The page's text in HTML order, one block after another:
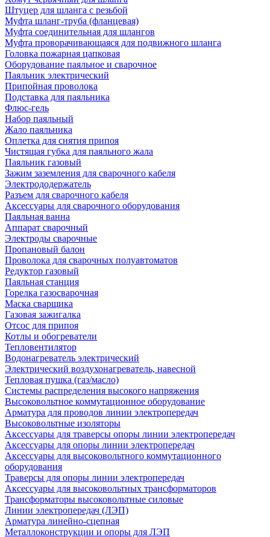
Штуцер для шланга с резьбой
Муфта шланг-труба (фланцевая)
Муфта соединительная для шлангов
Муфта проворачивающаяся для подвижного шланга
Головка пожарная цапковая
Оборудование паяльное и сварочное
Паяльник электрический
Припойная проволока
Подставка для паяльника
Флюс-гель
Набор паяльный
Жало паяльника
Оплетка для снятия припоя
Чистящая губка для паяльного жала
Паяльник газовый
Зажим заземления для сварочного кабеля
Электрододержатель
Разъем для сварочного кабеля
Аксессуары для сварочного оборудования
Паяльная ванна
Аппарат сварочный
Электроды сварочные
Пропановый балон
Проволока для сварочных полуавтоматов
Редуктор газовый
Паяльная станция
Горелка газосварочная
Маска сварщика
Газовая зажигалка
Отсос для припоя
Котлы и обогреватели
Тепловентилятор
Водонагреватель электрический
Электрический воздухонагреватель, навесной
Тепловая пушка (газ/масло)
Системы распределения высокого напряжения
Высоковольтное коммутационное оборудование
Арматура для проводов линии электропередач
Высоковольтные изоляторы
Аксессуары для траверсы опоры линии электропередач
Аксессуары для опоры линии электропередач
Аксессуары для высоковольтного коммутационного
оборудования
Траверсы для опоры линии электропередач
Аксессуары для высоковольтных трансформаторов
Трансформаторы высоковольтные силовые
Линии электропередач (ЛЭП)
Арматура линейно-сцепная
Металлоконструкции и опоры для ЛЭП